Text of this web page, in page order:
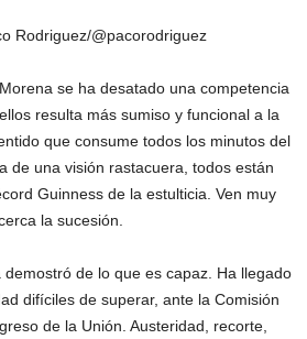
Rodriguez/@pacorodriguez
se ha desatado una competencia
resulta más sumiso y funcional a la
que consume todos los minutos del
de una visión rastacuera, todos están
Guinness de la estulticia. Ven muy
la sucesión.
de lo que es capaz. Ha llegado
difíciles de superar, ante la Comisión
de la Unión. Austeridad, recorte,